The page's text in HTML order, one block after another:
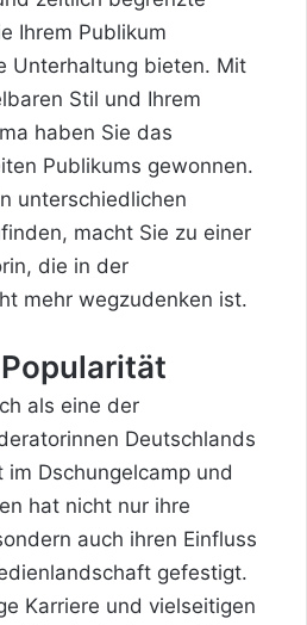
Ihrem Publikum
Unterhaltung bieten. Mit
Stil und Ihrem
haben Sie das
Publikums gewonnen.
unterschiedlichen
macht Sie zu einer
die in der
mehr wegzudenken ist.
als eine der
Deutschlands
Dschungelcamp und
hat nicht nur ihre
auch ihren Einfluss
gefestigt.
Karriere und vielseitigen